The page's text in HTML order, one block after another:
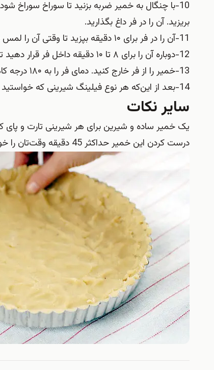
10-با چنگال به خمیر ضربه بزنید تا سوراخ سوراخ
بریزید. آن را در فر داغ بگذارید.
11-آن را در فر برای ۱۰ دقیقه بپزید تا وقتی آن را لمس می کنید، سفت باشد. لوبیا و کاغذ را از روی خمیر بردارید.
12-دوباره آن را برای ۸ تا ۱۰ دقیقه داخل فر قرار دهید تا به رنگ طلایی روشن دربیاید.
13-خمیر را از فر خارج کنید. دمای فر را به ۱۸۰ درجه کاهش دهید.
14-بعد از این‌که هر نوع فیلینگ شیرینی که خواستید را در آن ریخته و ۱۵ تا ۲۰ دقیقه دیگر داخل فر قرار دهید.
سایر نکات
یک خمیر ساده و شیرین برای هر شیرینی تارت و پای
درست کردن این خمیر حداکثر 45 دقیقه وقت‌تان را خواهد گرفت.